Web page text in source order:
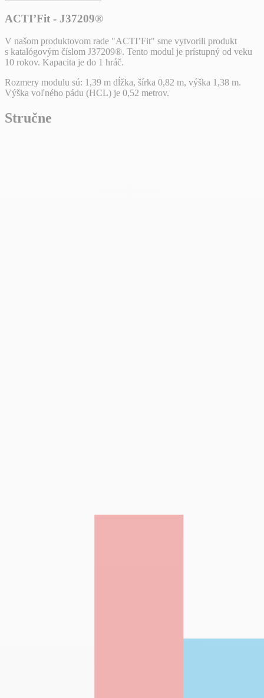
ACTI’Fit - J37209®
V našom produktovom rade "ACTI’Fit" sme vytvorili produkt
s katalógovým číslom J37209®. Tento modul je prístupný od veku
10 rokov. Kapacita je do 1 hráč.
Rozmery modulu sú: 1,39 m dĺžka, šírka 0,82 m, výška 1,38 m.
Výška voľného pádu (HCL) je 0,52 metrov.
Stručne